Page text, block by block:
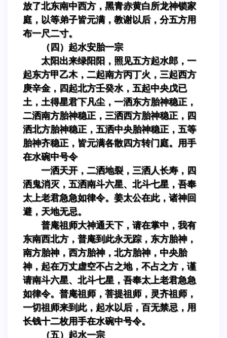
放了北东南中西方，黑青赤黄白所龙神锁家
庭，以等弟子皆元满，教谢以后，分五方用
布一尺二寸。
（四）起水安胎一宗
太阳出来绿阳阳，照见五方起水郎，一
起东方甲乙木，二起南方丙丁火，三起西方
庚辛金，四起北方壬癸水，五起中央戊已
土，土得星君下凡尘，一洒东方胎神稳正，
二洒南方胎神稳正，三洒西方胎神稳正，四
洒北方胎神稳正，五洒中央胎神稳正，五等
胎神齐稳正，皆元满各散四方转门庭。用手
在水碗中号令
一洒天开，二洒地裂，三洒人长寿，四
洒鬼消灭，五洒南斗六星、北斗七星，吾奉
太上老君急急如律令。姜太公在此，诸神回
避，天地无忌。
普庵祖师大神通天下，请在掌中，我有
东南西北方，普庵到此永无踪，东方胎神，
南方胎神，西方胎神，北方胎神，中央胎
神，起在万丈虚空不占之地，不占之方，谨
请南斗六星、北斗七星，吾奉太上老君急急
如律令。普庵祖师，菩提祖师，灵齐祖师，
一切祖师来到此，起水以后，百无禁忌，用
长钱十二枚用手在水碗中号令。
（五）起水一宗